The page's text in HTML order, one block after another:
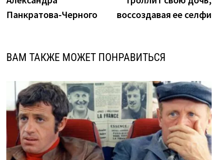
записям
Панкратова-Черного
воссоздавая ее селфи
ВАМ ТАКЖЕ МОЖЕТ ПОНРАВИТЬСЯ